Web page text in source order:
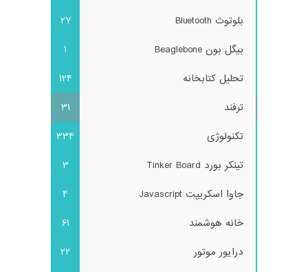
بلوتوث Bluetooth
27
بیگل بون Beaglebone
1
تحلیل کتابخانه
124
ترفند
31
تکنولوژی
334
تینکر بورد Tinker Board
3
جاوا اسکریپت Javascript
4
خانه هوشمند
61
درایور موتور
22